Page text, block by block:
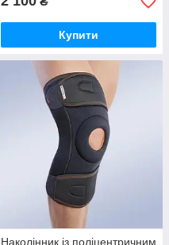
Купити
Наколінник із поліцентричним